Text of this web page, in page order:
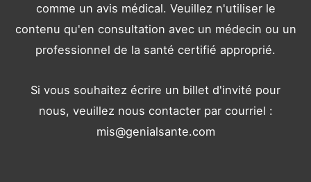
comme un avis médical. Veuillez n'utiliser le
contenu qu'en consultation avec un médecin ou un
professionnel de la santé certifié approprié.
Si vous souhaitez écrire un billet d'invité pour
nous, veuillez nous contacter par courriel :
mis@genialsante.com